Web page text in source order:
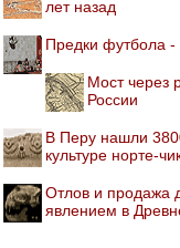
лет назад
Предки футбола -
Мост через
России
В Перу нашли
культуре норте-
Отлов и продажа
явлением в